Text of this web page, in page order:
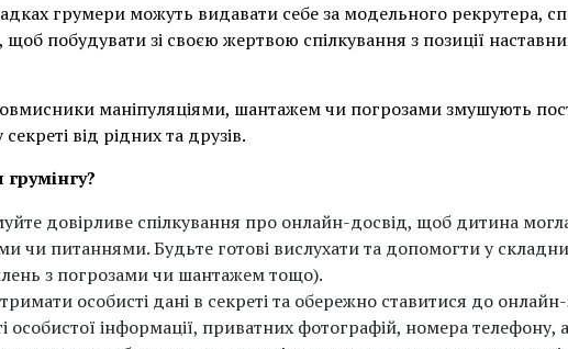
грумери можуть видавати себе за модельного рекрутера,
щоб побудувати зі своєю жертвою спілкування з позиції
маніпуляціями, шантажем чи погрозами змушують
від рідних та друзів.
довірливе спілкування про онлайн-досвід, щоб дитина
чи питаннями. Будьте готові вислухати та допомогти у
з погрозами чи шантажем тощо).
особисті дані в секреті та обережно ставитися до
особистої інформації, приватних фотографій, номера телефону,